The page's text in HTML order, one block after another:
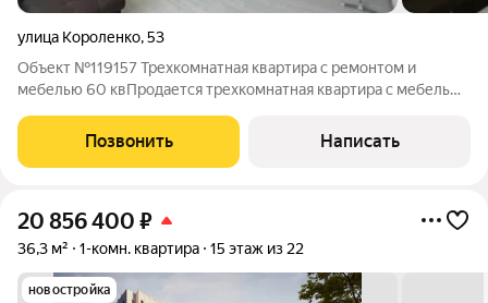
улица Короленко,53
Объект №119157 Трехкомнатная квартира с ремонтом и
мебелью 60 квПродается трехкомнатная квартира с мебелью
Казани. Квартира чистая, хороший современный ремонт и
мебель, кухня 6.8 кв.м., имеется
Позвонить Написать
20 856 400 ₽
36,3 м² 1-комн. квартира 15 этаж из 22
новостройка